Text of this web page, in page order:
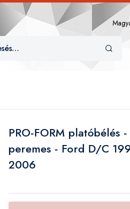
PRO-FORM platóbélés -
peremes - Ford D/C
2006